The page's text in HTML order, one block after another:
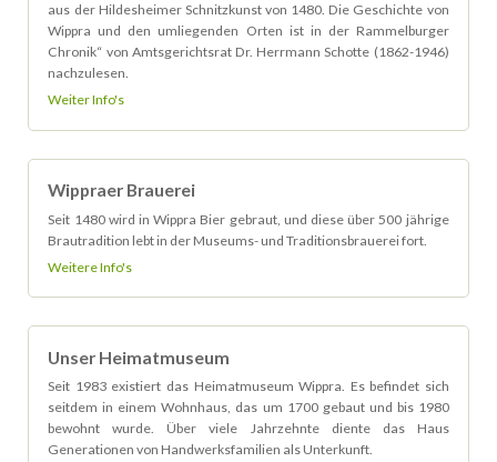
aus der Hildesheimer Schnitzkunst von 1480. Die Geschichte von
Wippra und den umliegenden Orten ist in der Rammelburger
Chronik“ von Amtsgerichtsrat Dr. Herrmann Schotte (1862-1946)
nachzulesen.
Weiter Info's
Wippraer Brauerei
Seit 1480 wird in Wippra Bier gebraut, und diese über 500 jährige
Brautradition lebt in der Museums- und Traditionsbrauerei fort.
Weitere Info's
Unser Heimatmuseum
Seit 1983 existiert das Heimatmuseum Wippra. Es befindet sich
seitdem in einem Wohnhaus, das um 1700 gebaut und bis 1980
bewohnt wurde. Über viele Jahrzehnte diente das Haus
Generationen von Handwerksfamilien als Unterkunft.